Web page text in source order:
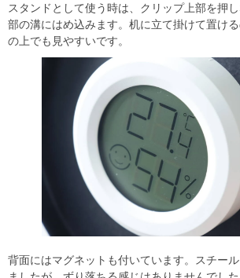
スタンドとして使う時は、クリップ上部を押
部の溝にはめ込みます。机に立て掛けて置け
の上でも見やすいです。
背面にはマグネットも付いています。スチー